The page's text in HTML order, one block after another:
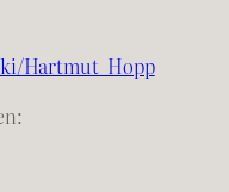
Hartmut_Hopp